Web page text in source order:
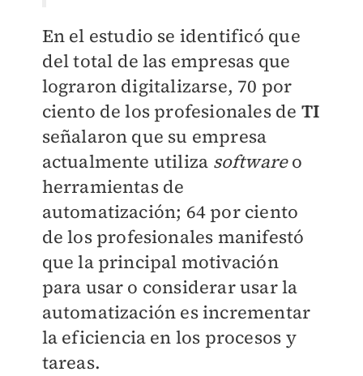
En el estudio se identificó que
del total de las empresas que
lograron digitalizarse, 70 por
ciento de los profesionales de TI
señalaron que su empresa
actualmente utiliza softwareo
herramientas de
automatización; 64 por ciento
de los profesionales manifestó
que la principal motivación
para usar o considerar usar la
automatización es incrementar
la eficiencia en los procesos y
tareas.